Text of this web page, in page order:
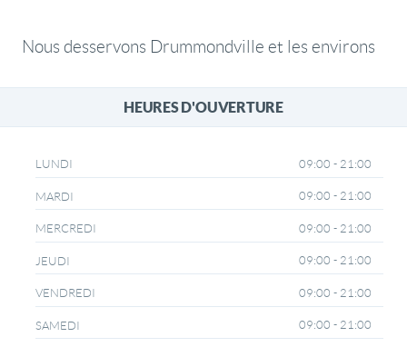
Nous desservons Drummondville et les environs
HEURES D'OUVERTURE
LUNDI 09:00 - 21:00
MARDI 09:00 - 21:00
MERCREDI 09:00 - 21:00
JEUDI 09:00 - 21:00
VENDREDI 09:00 - 21:00
SAMEDI 09:00 - 21:00